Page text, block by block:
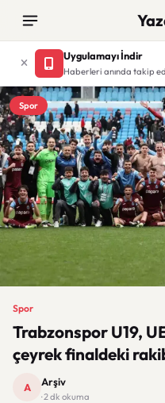
Uygulamayı İndir
Haberleri anında takip
Spor
Spor
Trabzonspor U19,
çeyrek finaldeki
A Arşiv
· 2 dk okuma